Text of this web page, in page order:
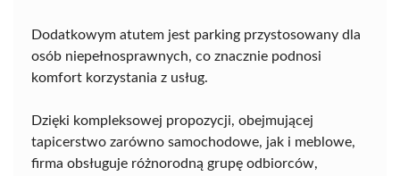
Dodatkowym atutem jest parking przystosowany dla
osób niepełnosprawnych, co znacznie podnosi
komfort korzystania z usług.
Dzięki kompleksowej propozycji, obejmującej
tapicerstwo zarówno samochodowe, jak i meblowe,
firma obsługuje różnorodną grupę odbiorców,